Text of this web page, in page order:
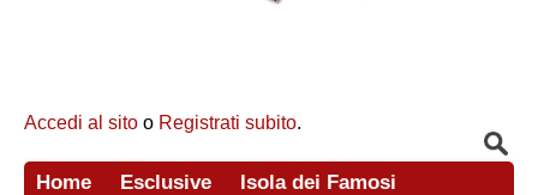
Accedi al sito o Registrati subito.
Home Esclusive
Isola dei Famosi